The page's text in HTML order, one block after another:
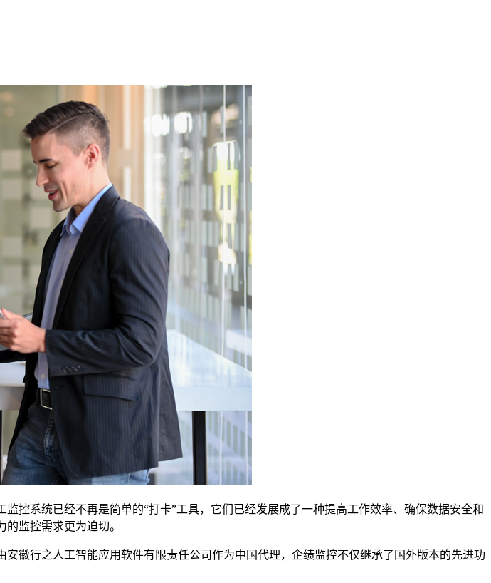
控系统已经不再是简单的“打卡”工具，它们已经发展成了一种提高工作效率、确保数据安全和
监控需求更为迫切。
徽行之人工智能应用软件有限责任公司作为中国代理，企绩监控不仅继承了国外版本的先进功